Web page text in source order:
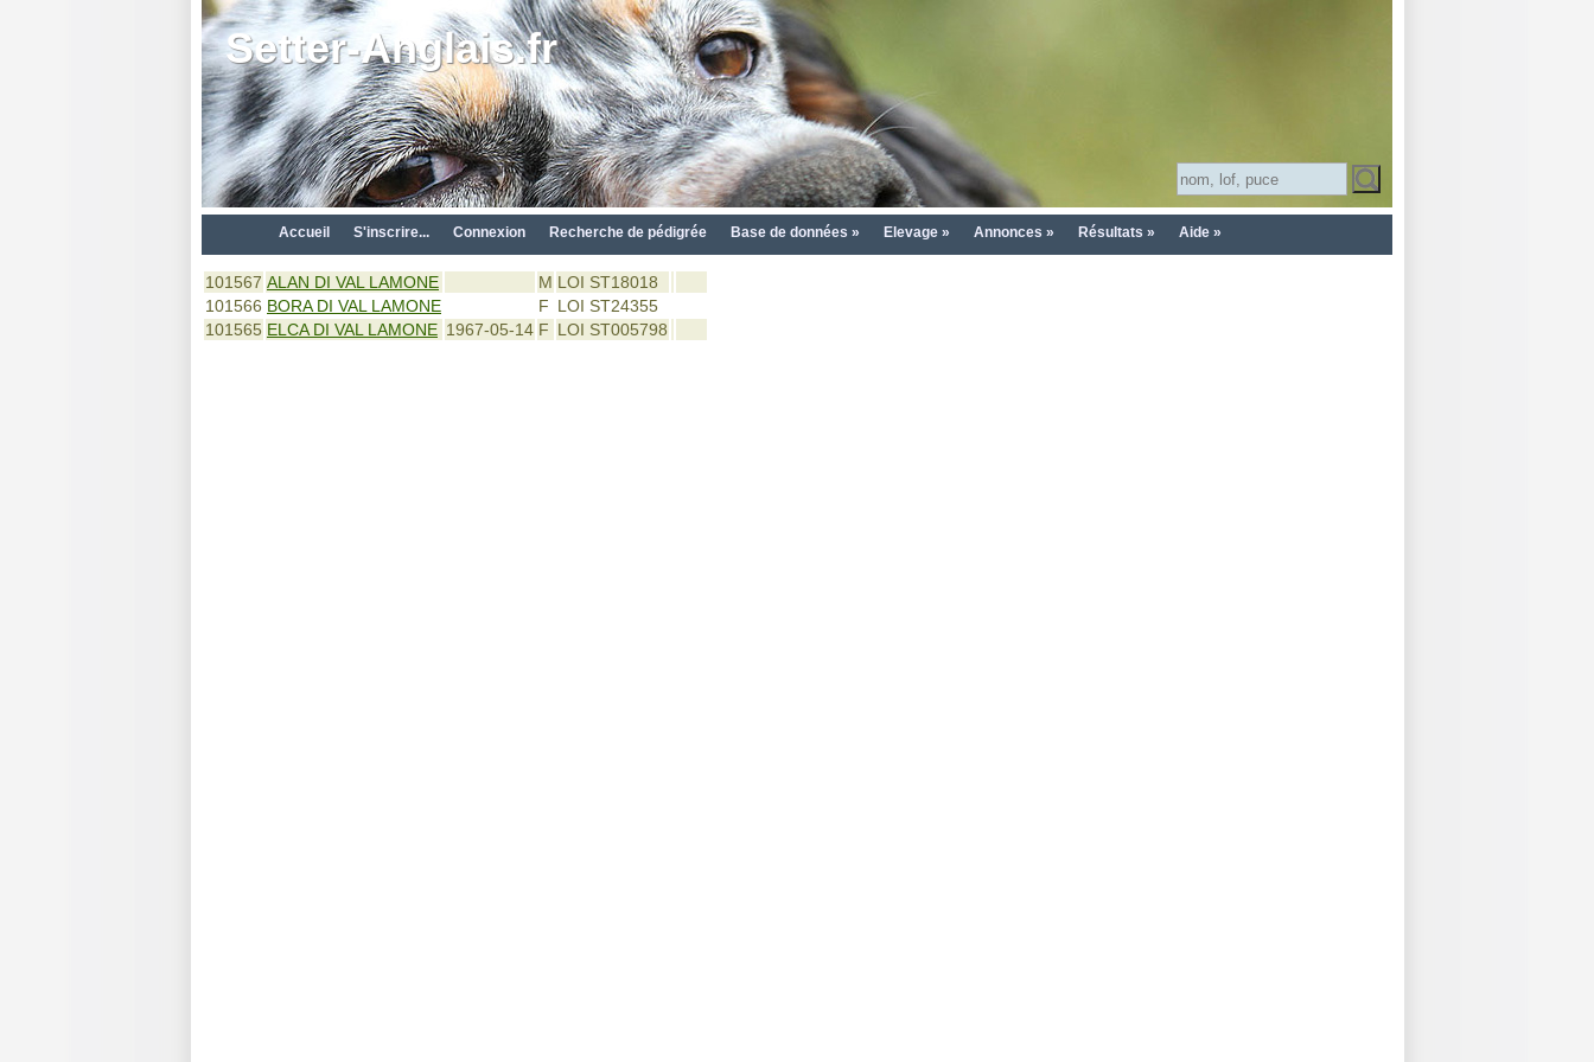
Setter-Anglais.fr
Accueil S'inscrire... Connexion Recherche de pédigrée Base de données » Elevage » Annonces » Résultats » Aide »
101567 ALAN DI VAL LAMONE M LOI ST18018
101566 BORA DI VAL LAMONE F LOI ST24355
101565 ELCA DI VAL LAMONE 1967-05-14 F LOI ST005798